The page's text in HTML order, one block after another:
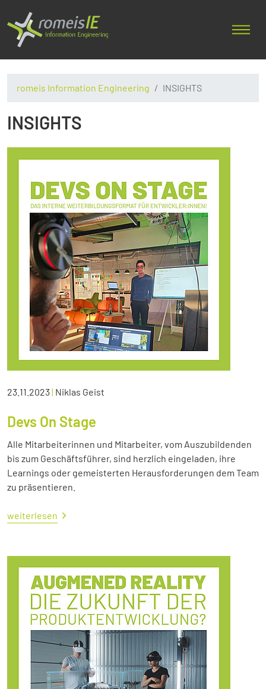
romeis Information Engineering INSIGHTS
INSIGHTS
23.11.2023| Niklas Geist
Devs On Stage
Alle Mitarbeiterinnen und Mitarbeiter, vom Auszubildenden
bis zum Geschäftsführer, sind herzlich eingeladen, ihre
Learnings oder gemeisterten Herausforderungen dem Team
zu präsentieren.
weiterlesen